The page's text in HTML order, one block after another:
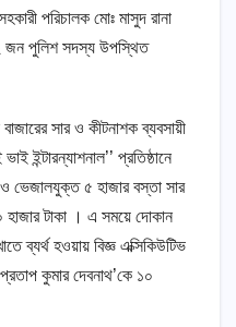
পরিচালক মোঃ মাসুদ রানা
জন পুলিশ সদস্য উপস্থিত
সার ও কীটনাশক ব্যবসায়ী
ইন্টারন্যাশনাল’’ প্রতিষ্ঠানে
ও ভেজালযুক্ত ৫ হাজার বস্তা সার
টাকা । এ সময়ে দোকান
ব্যর্থ হওয়ায় বিজ্ঞ এক্সিকিউটিভ
কুমার দেবনাথ’কে ১০